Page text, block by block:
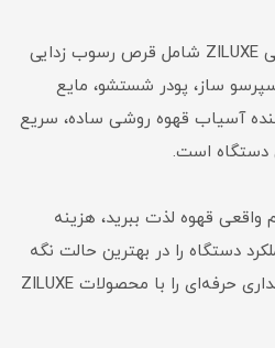
استفاده از محصولات تخصصی ZILUXE شامل قرص رسوب زدایی
ساز، پودر شستشو، مایع
آسیاب قهوه روشی ساده، سریع
دستگاه است.
قهوه لذت ببرید، هزینه
دستگاه را در بهترین حالت نگه
دارید، زمان آن رسیده که نگهداری حرفه‌ای را با محصولات ZILUXE